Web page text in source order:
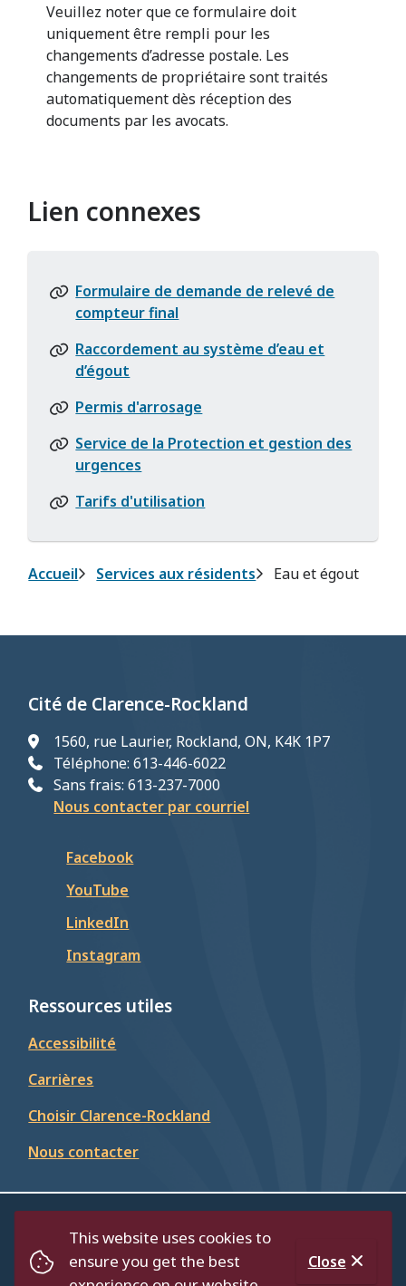
This website uses cookies to
ensure you get the best
Close
Veuillez noter que ce formulaire doit
uniquement être rempli pour les
changements d’adresse postale. Les
changements de propriétaire sont traités
automatiquement dès réception des
documents par les avocats.
Lien connexes
Formulaire de demande de relevé de
compteur final
Raccordement au système d’eau et
d’égout
Permis d'arrosage
Service de la Protection et gestion des
urgences
Tarifs d'utilisation
Fil
Accueil Services aux résidents Eau et égout
Cité de Clarence-Rockland
1560, rue Laurier, Rockland, ON, K4K 1P7
Téléphone: 613-446-6022
Sans frais: 613-237-7000
Nous contacter par courriel
Facebook
YouTube
LinkedIn
Instagram
Ressources utiles
Accessibilité
Carrières
Choisir Clarence-Rockland
Nous contacter
Footer
RépertoirePolitique de confidentialité
Accessibilité